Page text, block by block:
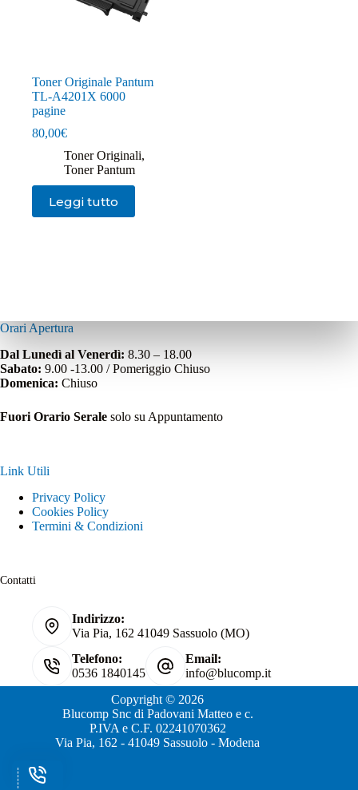
Toner Originale Pantum
TL-A4201X 6000
pagine
80,00€
Toner Originali,
Toner Pantum
Leggi tutto
Orari Apertura
Dal Lunedì al Venerdì: 8.30 – 18.00
Sabato: 9.00 -13.00 / Pomeriggio Chiuso
Domenica: Chiuso
Fuori Orario Serale solo su Appuntamento
Link Utili
Privacy Policy
Cookies Policy
Termini & Condizioni
Contatti
Indirizzo:
Via Pia, 162 41049 Sassuolo (MO)
Telefono:
0536 1840145
Email:
info@blucomp.it
Copyright © 2026
Blucomp Snc di Padovani Matteo e c.
P.IVA e C.F. 02241070362
Via Pia, 162 - 41049 Sassuolo - Modena